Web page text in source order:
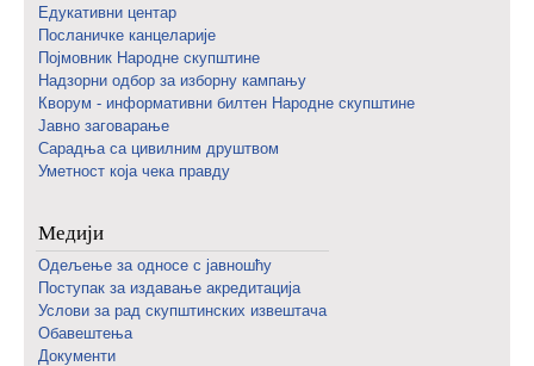
Едукативни центар
Посланичке канцеларије
Појмовник Народне скупштине
Надзорни одбор за изборну кампању
Кворум - информативни билтен Народне скупштине
Јавно заговарање
Сарадња са цивилним друштвом
Уметност која чека правду
Медији
Одељење за односе с јавношћу
Поступак за издавање акредитација
Услови за рад скупштинских извештача
Обавештења
Документи